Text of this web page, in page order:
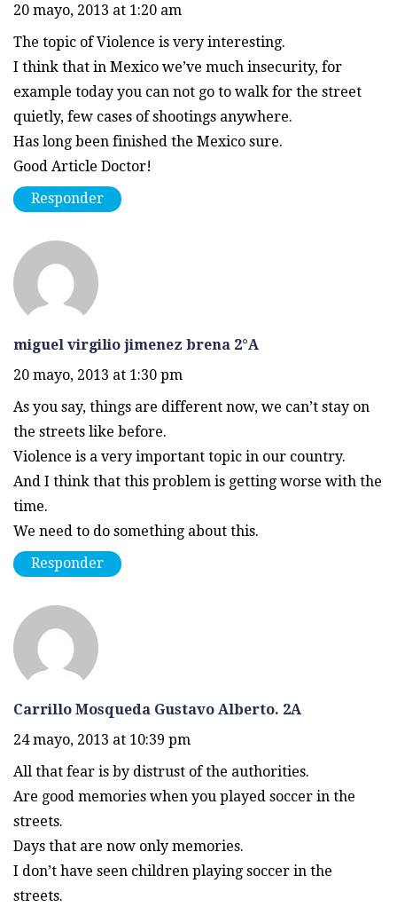
20 mayo, 2013 at 1:20 am
The topic of Violence is very interesting.
I think that in Mexico we’ve much insecurity, for
example today you can not go to walk for the street
quietly, few cases of shootings anywhere.
Has long been finished the Mexico sure.
Good Article Doctor!
Responder
miguel virgilio jimenez brena 2°A
20 mayo, 2013 at 1:30 pm
As you say, things are different now, we can’t stay on
the streets like before.
Violence is a very important topic in our country.
And I think that this problem is getting worse with the
time.
We need to do something about this.
Responder
Carrillo Mosqueda Gustavo Alberto. 2A
24 mayo, 2013 at 10:39 pm
All that fear is by distrust of the authorities.
Are good memories when you played soccer in the
streets.
Days that are now only memories.
I don’t have seen children playing soccer in the
streets.